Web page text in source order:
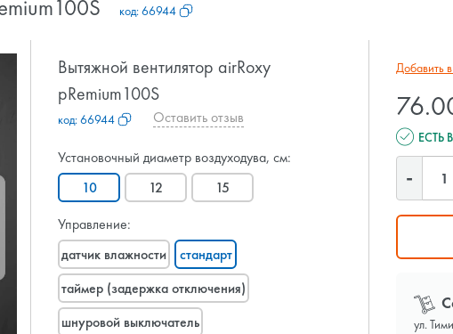
код:66944
Вытяжной вентилятор airRoxy
pRemium100S
код:66944 Оставить отзыв
Установочный диаметр воздуходува, см:
10
12
15
Управление:
датчик влажности
стандарт
таймер (задержка отключения)
шнуровой выключатель
Добавить
ЕСТЬ
ул.